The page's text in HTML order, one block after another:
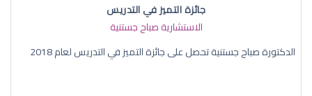
جائزة التميز في التدريس
الاستشارية صباح جستنية
الدكتورة صباح جستنية تحصل على جائزة التميز في التدريس لعام 2018